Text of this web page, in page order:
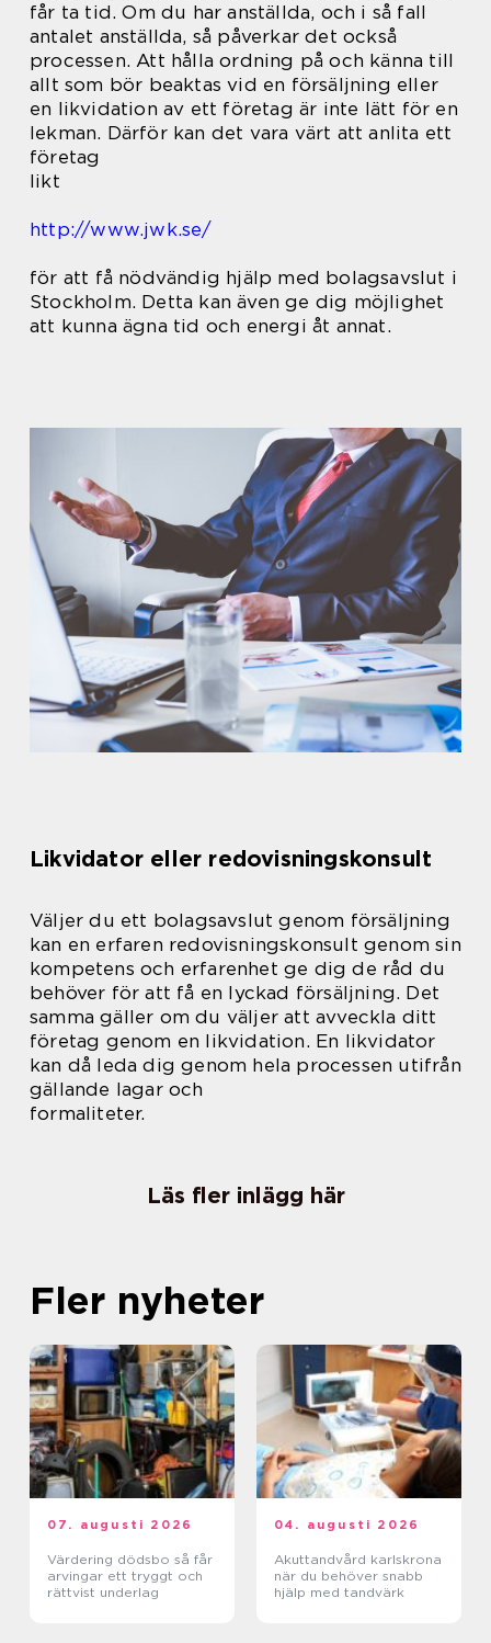
får ta tid. Om du har anställda, och i så fall
antalet anställda, så påverkar det också
processen. Att hålla ordning på och känna till
allt som bör beaktas vid en försäljning eller
en likvidation av ett företag är inte lätt för en
lekman. Därför kan det vara värt att anlita ett
företag
likt
http://www.jwk.se/
för att få nödvändig hjälp med bolagsavslut i
Stockholm. Detta kan även ge dig möjlighet
att kunna ägna tid och energi åt annat.
Likvidator eller redovisningskonsult
Väljer du ett bolagsavslut genom försäljning
kan en erfaren redovisningskonsult genom sin
kompetens och erfarenhet ge dig de råd du
behöver för att få en lyckad försäljning. Det
samma gäller om du väljer att avveckla ditt
företag genom en likvidation. En likvidator
kan då leda dig genom hela processen utifrån
gällande lagar och
formaliteter.
Läs fler inlägg här
Fler nyheter
07. augusti 2026
Värdering dödsbo så får
arvingar ett tryggt och
rättvist underlag
04. augusti 2026
Akuttandvård karlskrona
när du behöver snabb
hjälp med tandvärk